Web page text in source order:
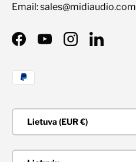
Email: sales@midiaudio.com
FacebookYouTubeInstagramLinkedIn
Priimami mokėjimo būdai
Lietuva (EUR €)